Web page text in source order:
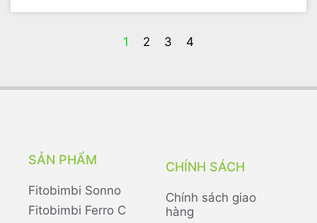
1 2 3 4
SẢN PHẨM
Fitobimbi Sonno
Fitobimbi Ferro C
CHÍNH SÁCH
Chính sách giao
hàng